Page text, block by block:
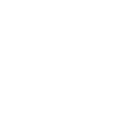
bilgi için Ayarlar
ve sitemizde ilgili